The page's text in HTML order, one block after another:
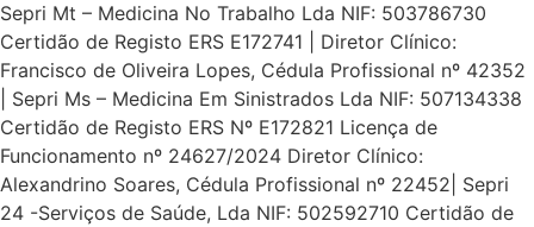
Sepri Mt – Medicina No Trabalho Lda NIF: 503786730
Certidão de Registo ERS E172741 | Diretor Clínico:
Francisco de Oliveira Lopes, Cédula Profissional nº 42352
| Sepri Ms – Medicina Em Sinistrados Lda NIF: 507134338
Certidão de Registo ERS Nº E172821 Licença de
Funcionamento nº 24627/2024 Diretor Clínico:
Alexandrino Soares, Cédula Profissional nº 22452| Sepri
24 -Serviços de Saúde, Lda NIF: 502592710 Certidão de